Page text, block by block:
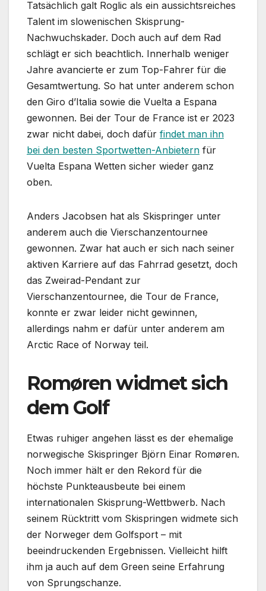
Tatsächlich galt Roglic als ein aussichtsreiches
Talent im slowenischen Skisprung-
Nachwuchskader. Doch auch auf dem Rad
schlägt er sich beachtlich. Innerhalb weniger
Jahre avancierte er zum Top-Fahrer für die
Gesamtwertung. So hat unter anderem schon
den Giro d’Italia sowie die Vuelta a Espana
gewonnen. Bei der Tour de France ist er 2023
zwar nicht dabei, doch dafür findet man ihn
bei den besten Sportwetten-Anbietern für
Vuelta Espana Wetten sicher wieder ganz
oben.
Anders Jacobsen hat als Skispringer unter
anderem auch die Vierschanzentournee
gewonnen. Zwar hat auch er sich nach seiner
aktiven Karriere auf das Fahrrad gesetzt, doch
das Zweirad-Pendant zur
Vierschanzentournee, die Tour de France,
konnte er zwar leider nicht gewinnen,
allerdings nahm er dafür unter anderem am
Arctic Race of Norway teil.
Romøren widmet sich
dem Golf
Etwas ruhiger angehen lässt es der ehemalige
norwegische Skispringer Björn Einar Romøren.
Noch immer hält er den Rekord für die
höchste Punkteausbeute bei einem
internationalen Skisprung-Wettbwerb. Nach
seinem Rücktritt vom Skispringen widmete sich
der Norweger dem Golfsport – mit
beeindruckenden Ergebnissen. Vielleicht hilft
ihm ja auch auf dem Green seine Erfahrung
von Sprungschanze.